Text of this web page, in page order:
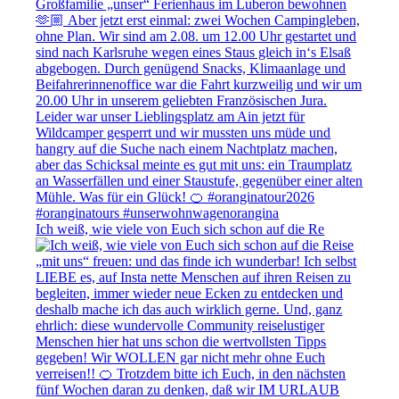
Ich weiß, wie viele von Euch sich schon auf die Re